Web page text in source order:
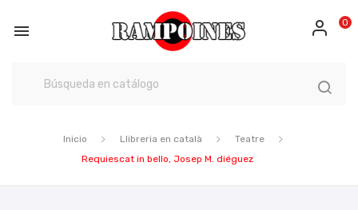
 0
Inicio Llibreria en català
Teatre
Requiescat in bello, Josep M. diéguez